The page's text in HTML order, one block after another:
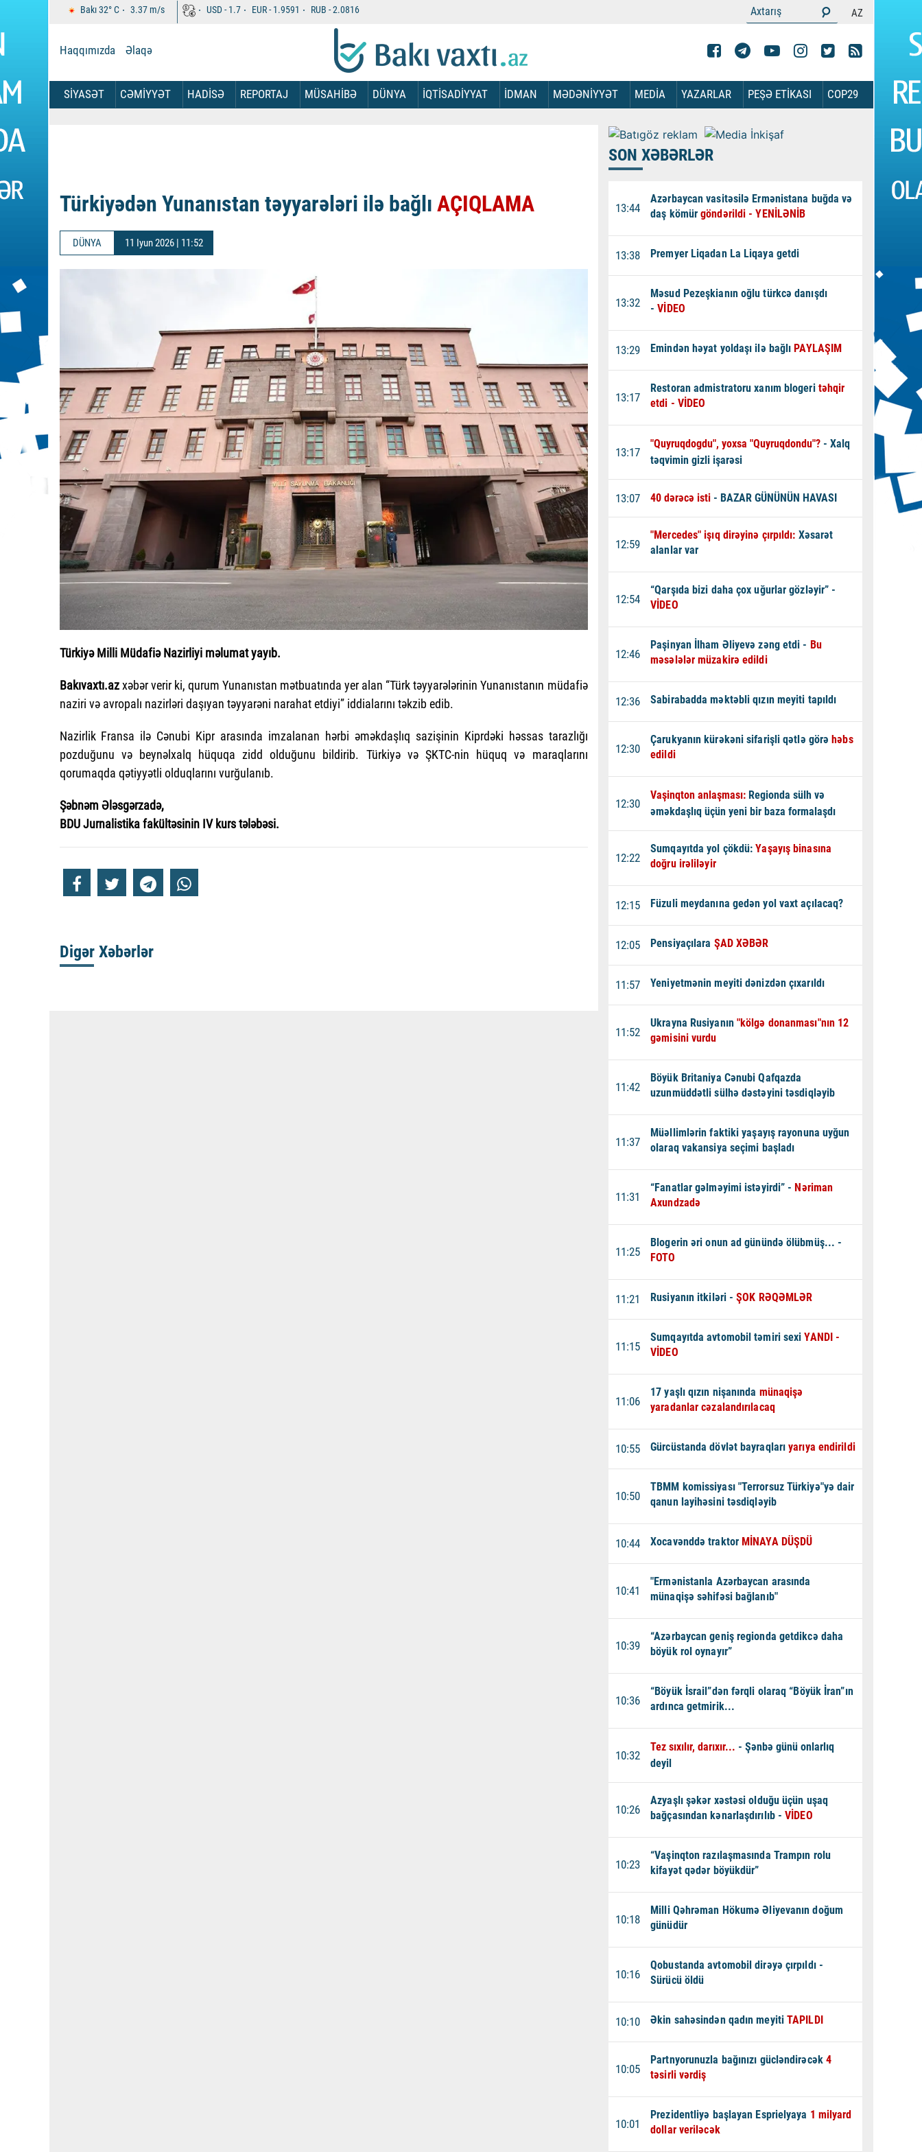
Bakı32°C 3.37m/s USD -1.7 EUR -1.9591 RUB -2.0816 AZ
Haqqımızda Əlaqə
SİYASƏT CƏMİYYƏT HADİSƏ REPORTAJ MÜSAHİBƏ DÜNYA İQTİSADİYYAT İDMAN MƏDƏNİYYƏT MEDİA YAZARLAR PEŞƏ ETİKASI COP29
Türkiyədən Yunanıstan təyyarələri ilə bağlı AÇIQLAMA
DÜNYA 11 Iyun 2026 | 11:52
Türkiyə Milli Müdafiə Nazirliyi məlumat yayıb.
Bakıvaxtı.azxəbər verir ki, qurum Yunanıstan mətbuatında yer alan “Türk təyyarələrinin Yunanıstanın müdafiə
naziri və avropalı nazirləri daşıyan təyyarəni narahat etdiyi” iddialarını təkzib edib.
Nazirlik Fransa ilə Cənubi Kipr arasında imzalanan hərbi əməkdaşlıq sazişinin Kiprdəki həssas tarazlığı
pozduğunu və beynəlxalq hüquqa zidd olduğunu bildirib. Türkiyə və ŞKTC-nin hüquq və maraqlarını
qorumaqda qətiyyətli olduqlarını vurğulanıb.
Şəbnəm Ələsgərzadə,
BDU Jurnalistika fakültəsinin IV kurs tələbəsi.
Digər Xəbərlər
SON XƏBƏRLƏR
13:44
Azərbaycan vasitəsilə Ermənistana buğda və
daş kömürgöndərildi - YENİLƏNİB
13:38 Premyer Liqadan La Liqaya getdi
13:32
Məsud Pezeşkianın oğlu türkcə danışdı
-VİDEO
13:29 Emindən həyat yoldaşı ilə bağlı PAYLAŞIM
13:17
Restoran admistratoru xanım blogeri təhqir
etdi - VİDEO
13:17
"Quyruqdogdu", yoxsa "Quyruqdondu"? - Xalq
təqvimin gizli işarəsi
13:07 40 dərəcə isti - BAZAR GÜNÜNÜN HAVASI
12:59
"Mercedes" işıq dirəyinə çırpıldı: Xəsarət
alanlar var
12:54
“Qarşıda bizi daha çox uğurlar gözləyir” -
VİDEO
12:46
Paşinyan İlham Əliyevə zəng etdi - Bu
məsələlər müzakirə edildi
12:36 Sabirabadda məktəbli qızın meyiti tapıldı
12:30
Çarukyanın kürəkəni sifarişli qətlə görəhəbs
edildi
12:30
Vaşinqton anlaşması: Regionda sülh və
əməkdaşlıq üçün yeni bir baza formalaşdı
12:22
Sumqayıtda yol çökdü:Yaşayış binasına
doğru irəliləyir
12:15 Füzuli meydanına gedən yol vaxt açılacaq?
12:05 Pensiyaçılara ŞAD XƏBƏR
11:57 Yeniyetmənin meyiti dənizdən çıxarıldı
11:52
Ukrayna Rusiyanın "kölgə donanması"nın 12
gəmisini vurdu
11:42
Böyük Britaniya Cənubi Qafqazda
uzunmüddətli sülhə dəstəyini təsdiqləyib
11:37
Müəllimlərin faktiki yaşayış rayonuna uyğun
olaraq vakansiya seçimi başladı
11:31
“Fanatlar gəlməyimi istəyirdi” - Nəriman
Axundzadə
11:25
Blogerin əri onun ad günündə ölübmüş... -
FOTO
11:21 Rusiyanın itkiləri - ŞOK RƏQƏMLƏR
11:15
Sumqayıtda avtomobil təmiri sexiYANDI -
VİDEO
11:06
17 yaşlı qızın nişanında münaqişə
yaradanlar cəzalandırılacaq
10:55 Gürcüstanda dövlət bayraqlarıyarıya endirildi
10:50
TBMM komissiyası "Terrorsuz Türkiyə"yə dair
qanun layihəsini təsdiqləyib
10:44 Xocavənddə traktor MİNAYA DÜŞDÜ
10:41
"Ermənistanla Azərbaycan arasında
münaqişə səhifəsi bağlanıb"
10:39
“Azərbaycan geniş regionda getdikcə daha
böyük rol oynayır”
10:36
“Böyük İsrail”dən fərqli olaraq “Böyük İran”ın
ardınca getmirik...
10:32
Tez sıxılır, darıxır... - Şənbə günü onlarlıq
deyil
10:26
Azyaşlı şəkər xəstəsi olduğu üçün uşaq
bağçasından kənarlaşdırılıb -VİDEO
10:23
“Vaşinqton razılaşmasında Trampın rolu
kifayət qədər böyükdür”
10:18
Milli Qəhrəman Hökumə Əliyevanın doğum
günüdür
10:16
Qobustanda avtomobil dirəyə çırpıldı -
Sürücü öldü
10:10 Əkin sahəsindən qadın meyitiTAPILDI
10:05
Partnyorunuzla bağınızı gücləndirəcək 4
təsirli vərdiş
10:01
Prezidentliyə başlayan Esprielyaya 1 milyard
dollar veriləcək